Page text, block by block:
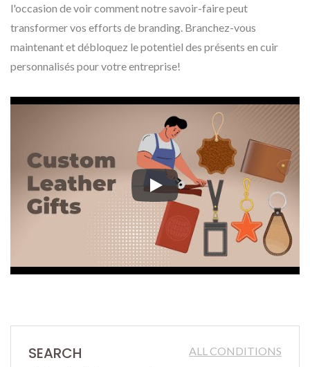
l'occasion de voir comment notre savoir-faire peut
transformer vos efforts de branding. Branchez-vous
maintenant et débloquez le potentiel des présents en cuir
personnalisés pour votre entreprise!
Regardez notre vidéo pour
ALL CONDITIONS
SEARCH